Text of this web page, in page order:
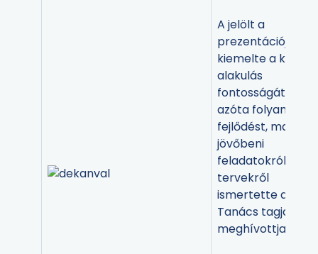
A jelölt a
prezentációjában
kiemelte a karrá
alakulás
fontosságát és az
azóta folyamatos
fejlődést, majd a
jövőbeni
feladatokról,
tervekről
ismertette a Kari
Tanács tagjait és
meghívottjait.